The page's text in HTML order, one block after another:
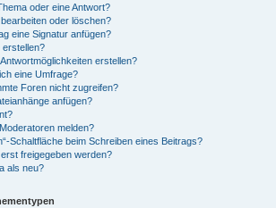
oder eine Antwort?
oder löschen?
eine Signatur anfügen?
erstellen?
erstellen?
eine Umfrage?
Foren nicht zugreifen?
anfügen?
melden?
Schaltfläche beim Schreiben eines Beitrags?
freigegeben werden?
als neu?